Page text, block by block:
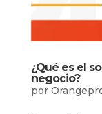
¿Qué es el
negocio?
por